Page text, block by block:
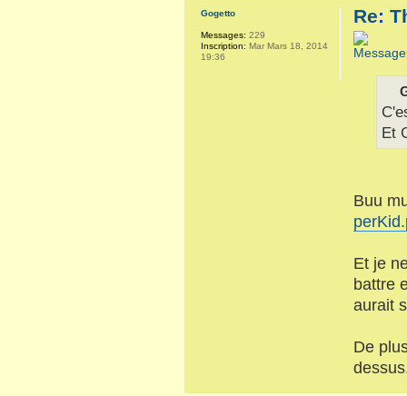
Re:
Et
Buu
Et je
battre
aurait
De
Gogetto
Messages: 229
Inscription: Mar Mars 18, 2014
19:36